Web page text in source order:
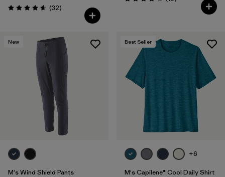
Valoración: 4.7 / 5
(32Comentarios
)
Valoración: 3.9 / 5
New
M's Wind Shield Pants
Best Seller
+6
M's Capilene® Cool Daily Shirt